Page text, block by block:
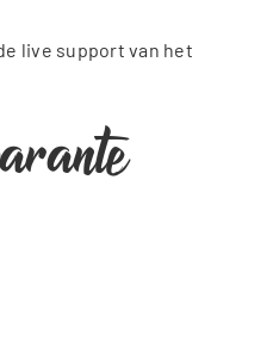
live support van het